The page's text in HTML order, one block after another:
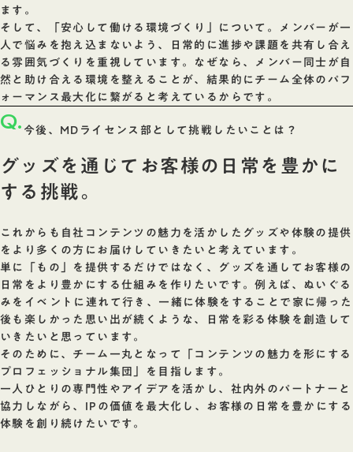
ます。
そして、「安心して働ける環境づくり」について。メンバーが一
人で悩みを抱え込まないよう、日常的に進捗や課題を共有し合え
る雰囲気づくりを重視しています。なぜなら、メンバー同士が自
然と助け合える環境を整えることが、結果的にチーム全体のパフ
ォーマンス最大化に繋がると考えているからです。
Q. 今後、MDライセンス部として挑戦したいことは？
グッズを通じてお客様の日常を豊かに
する挑戦。
これからも自社コンテンツの魅力を活かしたグッズや体験の提供
をより多くの方にお届けしていきたいと考えています。
単に「もの」を提供するだけではなく、グッズを通してお客様の
日常をより豊かにする仕組みを作りたいです。例えば、ぬいぐる
みをイベントに連れて行き、一緒に体験をすることで家に帰った
後も楽しかった思い出が続くような、日常を彩る体験を創造して
いきたいと思っています。
そのために、チーム一丸となって「コンテンツの魅力を形にする
プロフェッショナル集団」を目指します。
一人ひとりの専門性やアイデアを活かし、社内外のパートナーと
協力しながら、IPの価値を最大化し、お客様の日常を豊かにする
体験を創り続けたいです。